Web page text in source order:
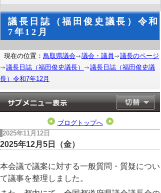
議長日誌（福田俊史議長）令和
7年12月
現在の位置： 鳥取県議会 議会・議員
議長のページ
議長日誌（福田俊史議長）
議長日誌（福田俊史議
長）令和7年12月
ブログトップへ
2025年11月12日
2025年12月5日（金）
本会議で議案に対する一般質問・質疑につい
て議事を整理しました。